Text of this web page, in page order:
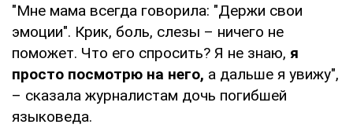
"Мне мама всегда говорила: "Держи свои
эмоции". Крик, боль, слезы – ничего не
поможет. Что его спросить? Я не знаю, я
просто посмотрю на него, а дальше я увижу",
– сказала журналистам дочь погибшей
языковеда.